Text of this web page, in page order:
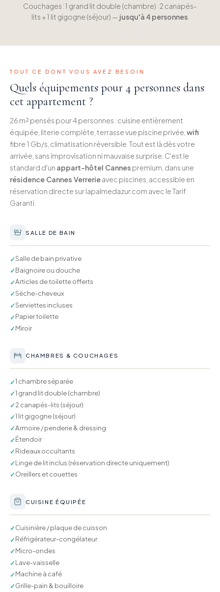
Couchages : 1 grand lit double (chambre) · 2 canapés-
lits + 1 lit gigogne (séjour) — jusqu'à 4 personnes.
TOUT CE DONT VOUS AVEZ BESOIN
Quels équipements pour 4 personnes dans
cet appartement ?
26 m² pensés pour 4 personnes : cuisine entièrement
équipée, literie complète, terrasse vue piscine privée, wifi
fibre 1 Gb/s, climatisation réversible. Tout est là dès votre
arrivée, sans improvisation ni mauvaise surprise. C'est le
standard d'un appart-hôtel Cannes premium, dans une
résidence Cannes Verrerieavec piscines, accessible en
réservation directe sur lapalmedazur.com avec le Tarif
Garanti.
SALLE DE BAIN
✓Salle de bain privative
✓Baignoire ou douche
✓Articles de toilette offerts
✓Sèche-cheveux
✓Serviettes incluses
✓Papier toilette
✓Miroir
CHAMBRES & COUCHAGES
✓1 chambre séparée
✓1 grand lit double (chambre)
✓2 canapés-lits (séjour)
✓1 lit gigogne (séjour)
✓Armoire / penderie & dressing
✓Étendoir
✓Rideaux occultants
✓Linge de lit inclus (réservation directe uniquement)
✓Oreillers et couettes
CUISINE ÉQUIPÉE
✓Cuisinière / plaque de cuisson
✓Réfrigérateur-congélateur
✓Micro-ondes
✓Lave-vaisselle
✓Machine à café
✓Grille-pain & bouilloire